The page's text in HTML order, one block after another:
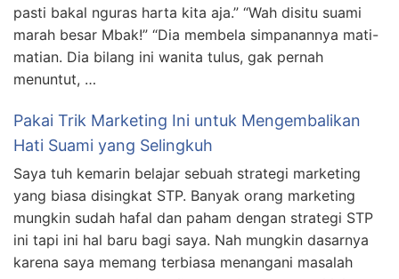
pasti bakal nguras harta kita aja.” “Wah disitu suami
marah besar Mbak!” “Dia membela simpanannya mati-
matian. Dia bilang ini wanita tulus, gak pernah
menuntut, …
Pakai Trik Marketing Ini untuk Mengembalikan
Hati Suami yang Selingkuh
Saya tuh kemarin belajar sebuah strategi marketing
yang biasa disingkat STP. Banyak orang marketing
mungkin sudah hafal dan paham dengan strategi STP
ini tapi ini hal baru bagi saya. Nah mungkin dasarnya
karena saya memang terbiasa menangani masalah